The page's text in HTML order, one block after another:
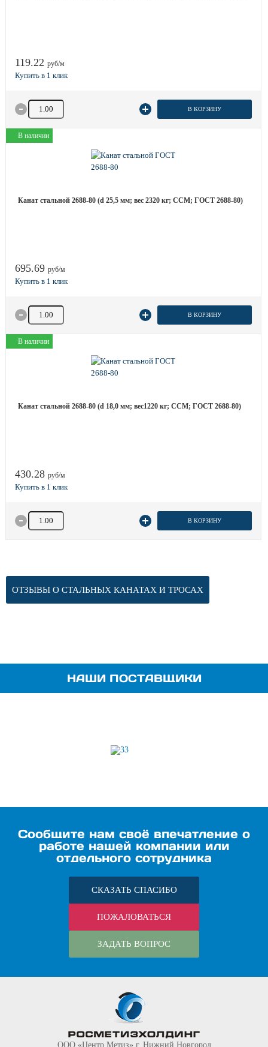
119.22 руб/м
Количество товара В КОРЗИНУ
В наличии
Канат стальной 2688-80 (d 25,5 мм; вес 2320 кг; ССМ; ГОСТ 2688-80)
695.69 руб/м
Количество товара В КОРЗИНУ
В наличии
Канат стальной 2688-80 (d 18,0 мм; вес1220 кг; ССМ; ГОСТ 2688-80)
430.28 руб/м
Количество товара В КОРЗИНУ
ОТЗЫВЫ О СТАЛЬНЫХ КАНАТАХ И ТРОСАХ
НАШИ ПОСТАВЩИКИ
Сообщите нам своё впечатление о
работе нашей компании или
отдельного сотрудника
СКАЗАТЬ СПАСИБО
ПОЖАЛОВАТЬСЯ
ЗАДАТЬ ВОПРОС
ООО «Центр Метиз» г. Нижний Новгород